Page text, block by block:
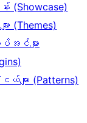
း (Showcase)
များ (Themes)
အင်များ
များ (Patterns)